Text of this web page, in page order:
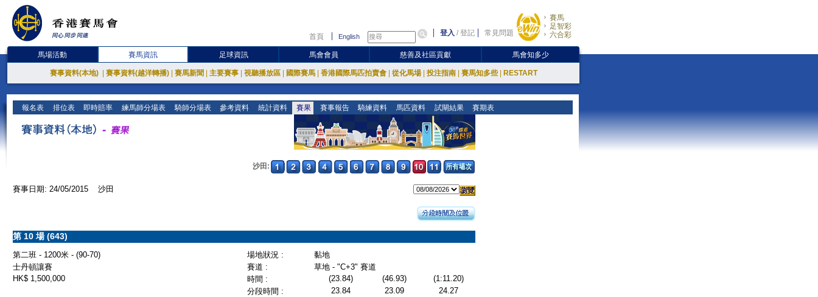
首頁 English 登入 /登記 常見問題
賽馬
足智彩
六合彩
馬場活動 賽馬資訊 足球資訊 馬會會員 慈善及社區貢獻 馬會知多少
賽事資料(本地) 賽事資料(越洋轉播) 賽馬新聞 主要賽事 視聽播放區 國際賽馬 香港國際馬匹拍賣會 從化馬場 投注指南 賽馬知多些 RESTART
報名表 排位表 即時賠率 練馬師分場表 騎師分場表 參考資料 統計資料 賽果 賽事報告 騎練資料 馬匹資料 試閘結果 賽期表
沙田:
賽事日期: 24/05/2015 沙田
第 10 場 (643)
第二班 - 1200米 - (90-70) 場地狀況 :
黏地
士丹頓讓賽
賽道 :
草地 - "C+3" 賽道
HK$ 1,500,000
時間 : (23.84) (46.93)
(1:11.20)
分段時間 :
23.84 23.09
24.27